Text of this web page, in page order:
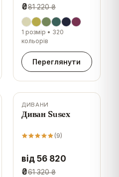
₴81 220 ₴
1 розмір • 320
кольорів
Переглянути
-7%
ДИВАНИ
Диван Susex
(9)
від 56 820
₴61 320 ₴